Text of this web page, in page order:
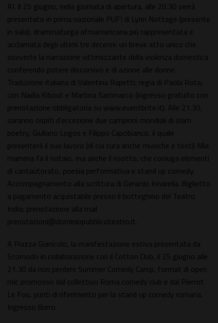
AI. Il 25 giugno, nella giornata di apertura, alle 20.30 verrà
presentato in prima nazionale PUF! di Lynn Nottage (presente
in sala), drammaturga afroamericana più rappresentata e
acclamata degli ultimi tre decenni: un breve atto unico che
sovverte la narrazione vittimizzante della violenza domestica
conferendo potere discorsivo e di azione alle donne.
Traduzione italiana di Valentina Rapetti; regia di Paola Rota;
con Nadia Kibout e Martina Sammarco (ingresso gratuito con
prenotazione obbligatoria su www.eventbrite.it). Alle 21.30,
saranno ospiti d'eccezione due campioni mondiali di slam
poetry, Giuliano Logos e Filippo Capobianco, il quale
presenterà il suo lavoro (di cui cura anche musiche e testi) Mia
mamma fa il notaio, ma anche il risotto, che coniuga elementi
di cantautorato, poesia performativa e stand up comedy.
Accompagnamento alla scrittura di Gerardo Innarella. Biglietto
a pagamento acquistabile presso il botteghino del Teatro
India; prenotazione alla mail
prenotazioni@dominiopubblicoteatro.it.
A Piazza Gianicolo, la manifestazione estiva presentata da
Scomodo in collaborazione con il Cotton Club, il 25 giugno alle
21.30 da non perdere Summer Comedy Camp, format di open
mic promosso dal collettivo Roma comedy club e dal Pierrot
Le Fou, punti di riferimento per la stand up comedy romana.
Ingresso libero.